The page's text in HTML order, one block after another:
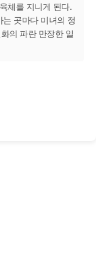
체를 지니게 된다.
곳마다 미녀의 정
의 파란 만장한 일